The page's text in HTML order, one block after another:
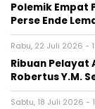
Polemik Empat
Perse Ende
Rabu, 22 Juli 2026 -
Ribuan Pelayat
Robertus Y.M.
Sabtu, 18 Juli 2026 -